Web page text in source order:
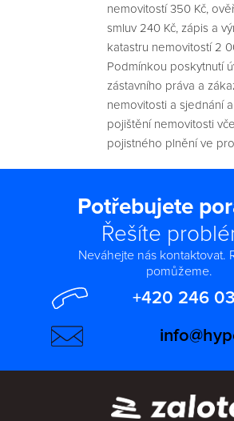
nemovitostí 350 Kč,
smluv 240 Kč, zápis a
katastru nemovitostí 2
Podmínkou poskytnutí
zástavního práva a
nemovitosti a sjednání
pojištění nemovitosti
pojistného plnění ve
Potřebujete
Řešíte
Neváhejte nás kontaktovat.
pomůžeme.
+420 246